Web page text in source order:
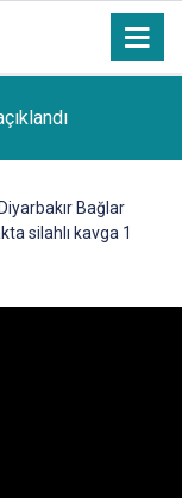
Diyarbakır Bağlar
silahlı kavga 1